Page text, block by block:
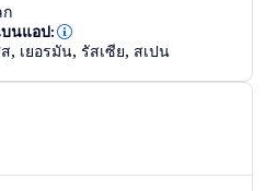
both on desktop and
นแอป:
, เยอรมัน,รัสเซีย, สเปน